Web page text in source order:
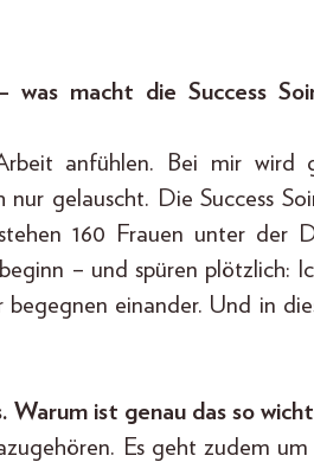
macht die Success
anfühlen. Bei mir wird
gelauscht. Die Success
160 Frauen unter der
– und spüren plötzlich:
einander. Und in
ist genau das so
Es geht zudem